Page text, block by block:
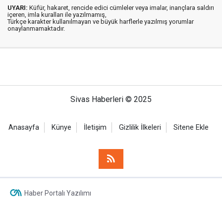
UYARI: Küfür, hakaret, rencide edici cümleler veya imalar, inançlara saldırı
içeren, imla kuralları ile yazılmamış,
Türkçe karakter kullanılmayan ve büyük harflerle yazılmış yorumlar
onaylanmamaktadır.
Sivas Haberleri © 2025
Anasayfa Künye İletişim Gizlilik İlkeleri Sitene Ekle
Haber Portalı Yazılımı